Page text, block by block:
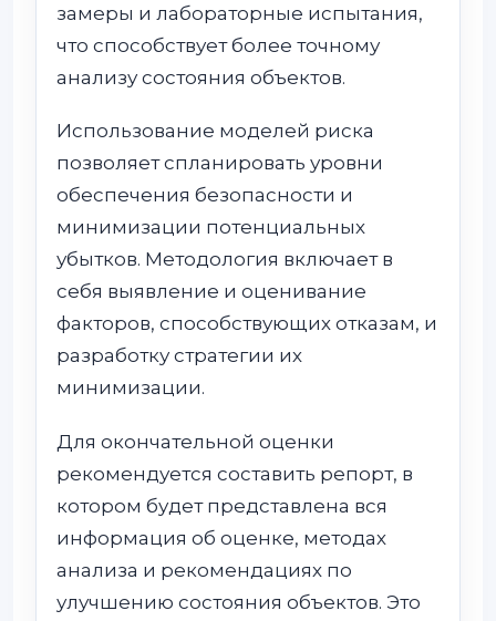
замеры и лабораторные испытания,
что способствует более точному
анализу состояния объектов.
Использование моделей риска
позволяет спланировать уровни
обеспечения безопасности и
минимизации потенциальных
убытков. Методология включает в
себя выявление и оценивание
факторов, способствующих отказам, и
разработку стратегии их
минимизации.
Для окончательной оценки
рекомендуется составить репорт, в
котором будет представлена вся
информация об оценке, методах
анализа и рекомендациях по
улучшению состояния объектов. Это